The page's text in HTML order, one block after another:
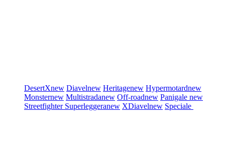
DesertXnew Diavelnew Heritagenew Hypermotardnew
Monsternew Multistradanew Off-roadnew Panigale new
Streetfighter Superleggeranew XDiavelnew Speciale